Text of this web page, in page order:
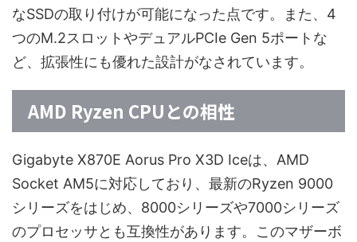
なSSDの取り付けが可能になった点です。また、4
つのM.2スロットやデュアルPCIe Gen 5ポートな
ど、拡張性にも優れた設計がなされています。
AMD Ryzen CPUとの相性
Gigabyte X870E Aorus Pro X3D Iceは、AMD
Socket AM5に対応しており、最新のRyzen 9000
シリーズをはじめ、8000シリーズや7000シリーズ
のプロセッサとも互換性があります。このマザーボ